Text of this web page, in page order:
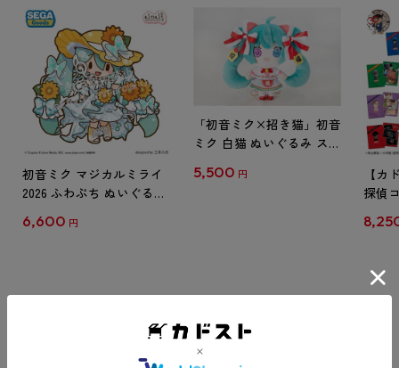
初音ミク マジカルミライ
2026 ふわぷち ぬいぐるみ
6,600 円
「初音ミク×招き猫」初音
ミク 白猫 ぬいぐるみ スタ
5,500 円
【カ
探偵
クリ